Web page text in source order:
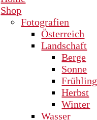
Shop
Fotografien
Österreich
Landschaft
Berge
Sonne
Frühling
Herbst
Winter
Wasser